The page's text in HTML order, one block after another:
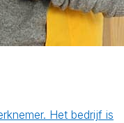
Het bedrijf is